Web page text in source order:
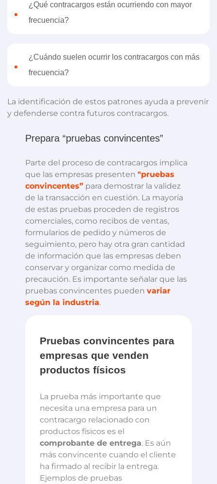
•
¿Qué contracargos están ocurriendo con mayor
frecuencia?
•
¿Cuándo suelen ocurrir los contracargos con más
frecuencia?
La identificación de estos patrones ayuda a prevenir
y defenderse contra futuros contracargos.
Prepara “pruebas convincentes”
Parte del proceso de contracargos implica
que las empresas presenten"pruebas
convincentes” para demostrar la validez
de la transacción en cuestión. La mayoría
de estas pruebas proceden de registros
comerciales, como recibos de ventas,
formularios de pedido y números de
seguimiento, pero hay otra gran cantidad
de información que las empresas deben
conservar y organizar como medida de
precaución. Es importante señalar que las
pruebas convincentes puedenvariar
según la industria.
Pruebas convincentes para
empresas que venden
productos físicos
La prueba más importante que
necesita una empresa para un
contracargo relacionado con
productos físicos es el
comprobante de entrega. Es aún
más convincente cuando el cliente
ha firmado al recibir la entrega.
Ejemplos de pruebas